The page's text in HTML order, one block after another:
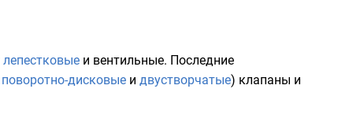
лепестковые и вентильные. Последние
поворотно-дисковые и двустворчатые) клапаны и